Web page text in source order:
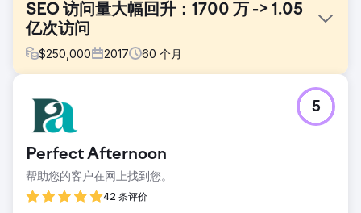
SEO 访问量大幅回升：1700 万 -> 1.05
亿次访问
$250,000 2017 60 个月
一家大型全国性非营利医疗机构在网站迁移失败后，自然流量
遭遇了灾难性的下滑。排名消失，重定向失效，多年来精心打
致权威性分散，内容重复。搜索引擎营销（SEM）活动效果不
佳，数字捐赠收入持续下降。每一美元的流量损失都意味着用
于研究和患者支持的资金减少。
Perfect Afternoon
帮助您的客户在网上找到您。
42 条评价
5